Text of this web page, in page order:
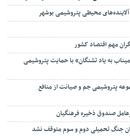
آلاینده‌های محیطی پتروشیمی بوشهر
مهم اقتصاد کشور
به یاد تشنگان» با حمایت پتروشیمی
پتروشیمی جم و صیانت از منافع
صندوق ذخیره فرهنگیان
جنگ تحمیلی دوم و سوم متوقف نشد